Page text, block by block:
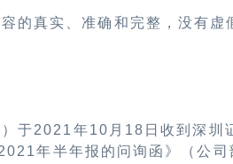
的真实、准确和完整，没有虚
于2021 年10 月 18 日收到深圳
年半年报的问询函》（公司